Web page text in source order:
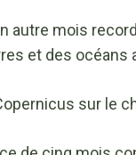
autre mois
et des océans
sur le